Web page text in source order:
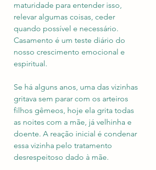
maturidade para entender isso,
relevar algumas coisas, ceder
quando possível e necessário.
Casamento é um teste diário do
nosso crescimento emocional e
espiritual.
Se há alguns anos, uma das vizinhas
gritava sem parar com os arteiros
filhos gêmeos, hoje ela grita todas
as noites com a mãe, já velhinha e
doente. A reação inicial é condenar
essa vizinha pelo tratamento
desrespeitoso dado à mãe.